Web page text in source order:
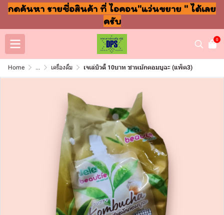
กดค้นหา รายชื่อสินค้า ที่ ไอคอน"แว่นขยาย " ได้เลย
ครับ
0
Home ... เครื่องดื่ม เจเล่บิวตี้ 10บาท ชาหมักคอมบูฉะ (แพ็ค3)